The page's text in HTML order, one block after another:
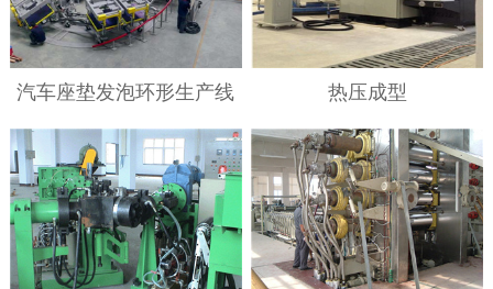
汽车座垫发泡环形生产线 热压成型